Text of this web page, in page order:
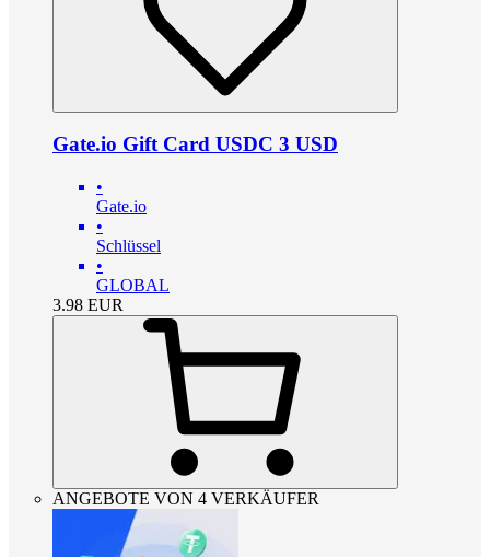
Gate.io Gift Card USDC 3 USD
•
Gate.io
•
Schlüssel
•
GLOBAL
3.98 EUR
ANGEBOTE VON 4 VERKÄUFER